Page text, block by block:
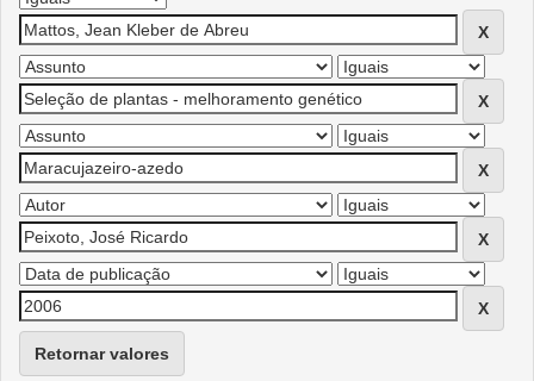
Retornar valores